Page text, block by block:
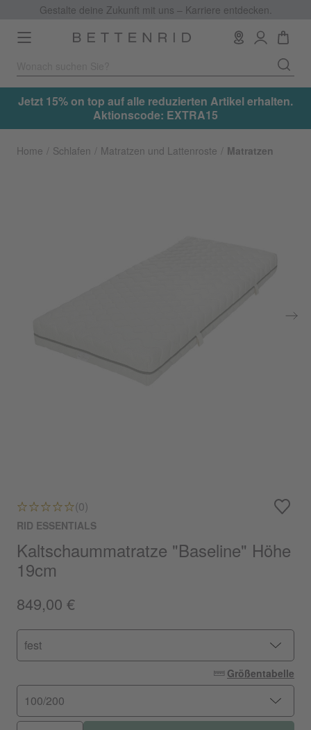
Gestalte deine Zukunft mit uns – Karriere entdecken.
Toggle
navigation
Jetzt 15% on top auf alle reduzierten Artikel erhalten.
Aktionscode: EXTRA15
Home Schlafen Matratzen und Lattenroste Matratzen
(0)
RID ESSENTIALS
Kaltschaummatratze "Baseline" Höhe
19cm
849,00 €
fest
Größentabelle
100/200